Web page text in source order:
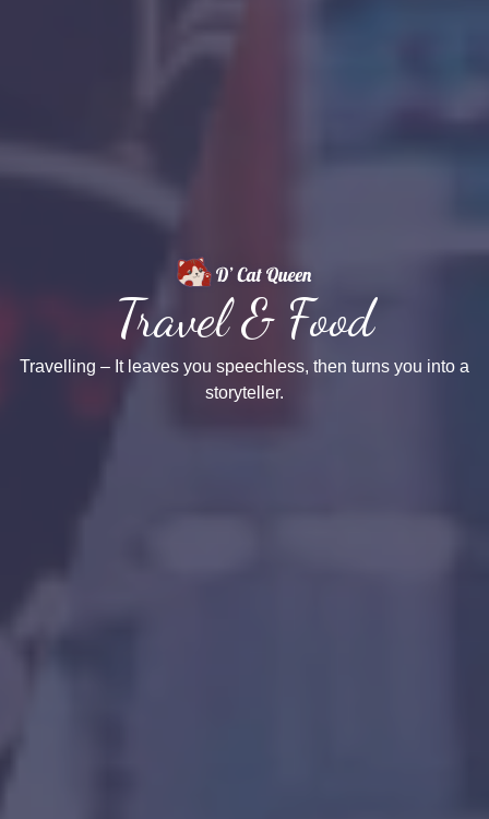
Travel & Food
Travelling – It leaves you speechless, then turns you into a
storyteller.